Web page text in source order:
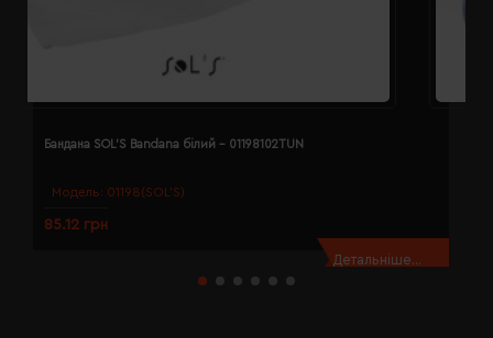
Модель: 01198(SOL’S)
Бандана SOL'S Bandana білий - 01198102TUN
85.12 грн
Детальніше...